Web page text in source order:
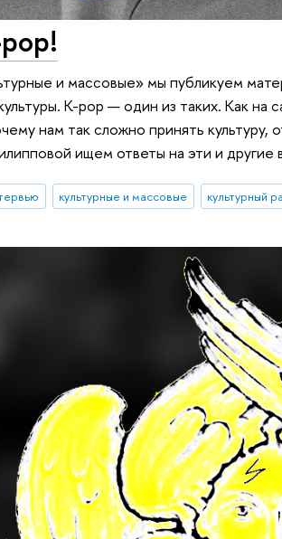
и массовые» мы публикуем
K-pop — один из таких. Как на
нам так сложно принять
ищем ответы на эти и другие
культурные и массовые культурный